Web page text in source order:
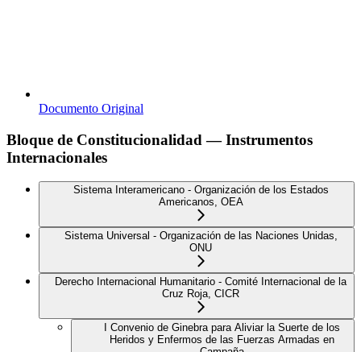
Documento Original
Bloque de Constitucionalidad — Instrumentos
Internacionales
Sistema Interamericano - Organización de los Estados
Americanos, OEA
Sistema Universal - Organización de las Naciones Unidas,
ONU
Derecho Internacional Humanitario - Comité Internacional de la
Cruz Roja, CICR
I Convenio de Ginebra para Aliviar la Suerte de los
Heridos y Enfermos de las Fuerzas Armadas en